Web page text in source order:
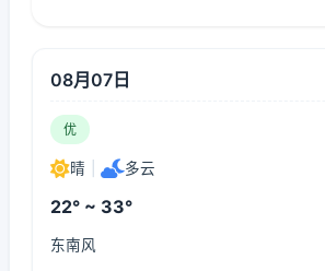
08月07日
优
晴 多云
22° ~ 33°
东南风